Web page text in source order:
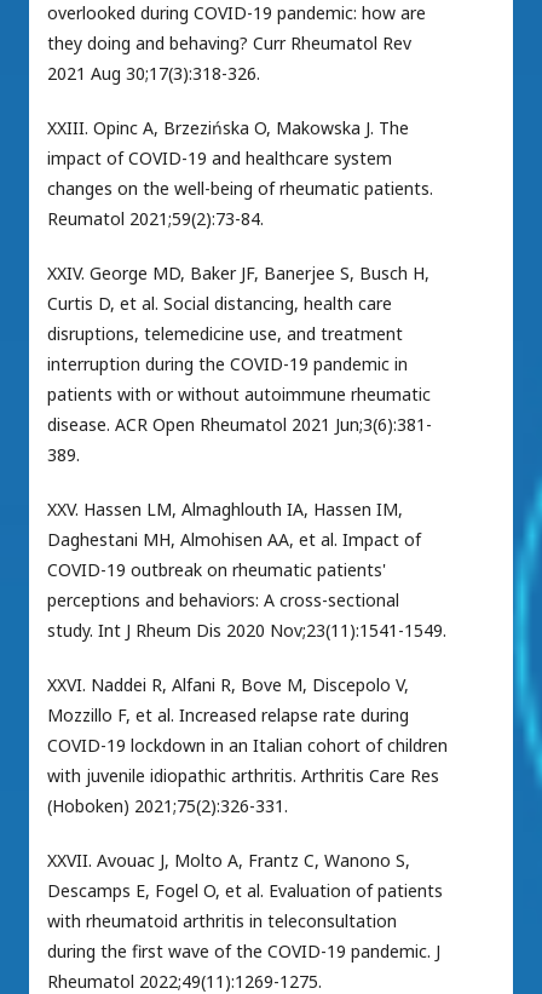
overlooked during COVID-19 pandemic: how are
they doing and behaving? Curr Rheumatol Rev
2021 Aug 30;17(3):318-326.
XXIII. Opinc A, Brzezińska O, Makowska J. The
impact of COVID-19 and healthcare system
changes on the well-being of rheumatic patients.
Reumatol 2021;59(2):73-84.
XXIV. George MD, Baker JF, Banerjee S, Busch H,
Curtis D, et al. Social distancing, health care
disruptions, telemedicine use, and treatment
interruption during the COVID-19 pandemic in
patients with or without autoimmune rheumatic
disease. ACR Open Rheumatol 2021 Jun;3(6):381-
389.
XXV. Hassen LM, Almaghlouth IA, Hassen IM,
Daghestani MH, Almohisen AA, et al. Impact of
COVID-19 outbreak on rheumatic patients'
perceptions and behaviors: A cross-sectional
study. Int J Rheum Dis 2020 Nov;23(11):1541-1549.
XXVI. Naddei R, Alfani R, Bove M, Discepolo V,
Mozzillo F, et al. Increased relapse rate during
COVID-19 lockdown in an Italian cohort of children
with juvenile idiopathic arthritis. Arthritis Care Res
(Hoboken) 2021;75(2):326-331.
XXVII. Avouac J, Molto A, Frantz C, Wanono S,
Descamps E, Fogel O, et al. Evaluation of patients
with rheumatoid arthritis in teleconsultation
during the first wave of the COVID-19 pandemic. J
Rheumatol 2022;49(11):1269-1275.